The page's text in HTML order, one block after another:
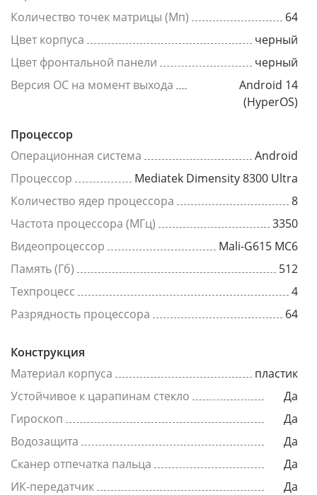
Количество точек матрицы (Мп)
64
Цвет корпуса
черный
Цвет фронтальной панели
черный
Версия ОС на момент выхода
Android 14
(HyperOS)
Процессор
Операционная система
Android
Процессор
Mediatek Dimensity 8300 Ultra
Количество ядер процессора
8
Частота процессора (МГц)
3350
Видеопроцессор
Mali-G615 MC6
Память (Гб)
512
Техпроцесс
4
Разрядность процессора
64
Конструкция
Материал корпуса
пластик
Устойчивое к царапинам стекло
Да
Гироскоп
Да
Водозащита
Да
Сканер отпечатка пальца
Да
ИК-передатчик
Да